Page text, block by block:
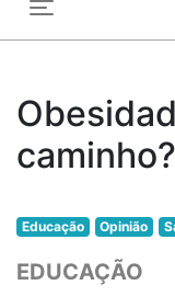
caminho?
Educação Opinião
EDUCAÇÃO